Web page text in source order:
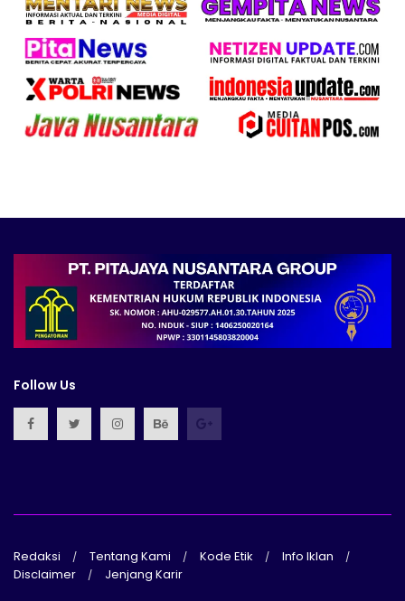
Follow Us
Redaksi Tentang Kami Kode Etik
Info Iklan
Disclaimer
Jenjang Karir